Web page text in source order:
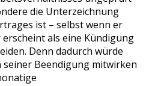
die Unterzeichnung
ist – selbst wenn er
als eine Kündigung
Denn dadurch würde
Beendigung mitwirken